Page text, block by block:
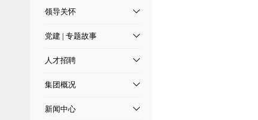
领导关怀
党建 | 专题故事
人才招聘
集团概况
新闻中心